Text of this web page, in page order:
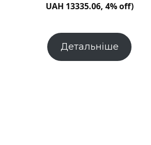
UAH 13335.06, 4% off)
Детальніше